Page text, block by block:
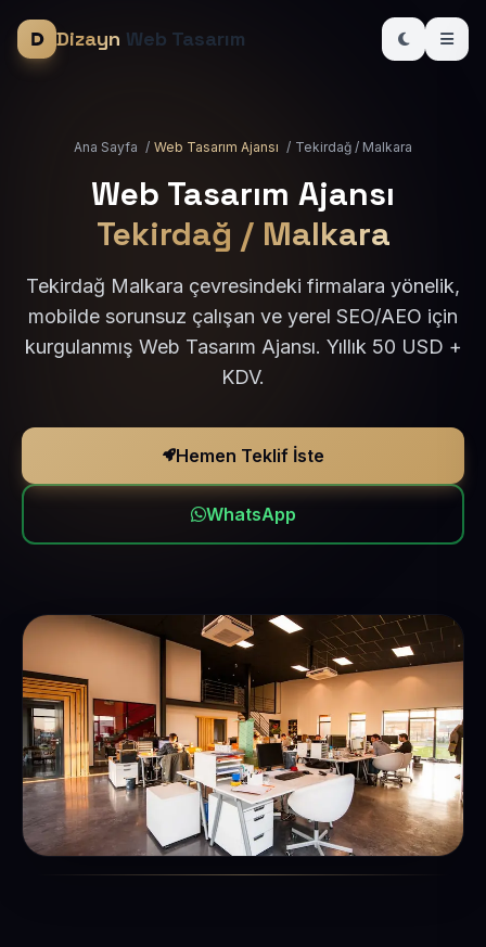
Dizayn Web Tasarım
Ana Sayfa / Web Tasarım Ajansı / Tekirdağ / Malkara
Web Tasarım Ajansı
Tekirdağ / Malkara
Tekirdağ Malkara çevresindeki firmalara yönelik,
mobilde sorunsuz çalışan ve yerel SEO/AEO için
kurgulanmış Web Tasarım Ajansı. Yıllık 50 USD +
KDV.
Hemen Teklif İste
WhatsApp